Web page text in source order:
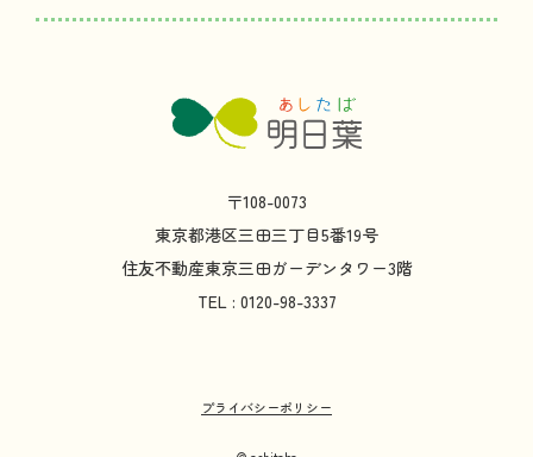
〒108-0073
東京都港区三田三丁目5番19号
住友不動産東京三田ガーデンタワー3階
TEL : 0120-98-3337
プライバシーポリシー